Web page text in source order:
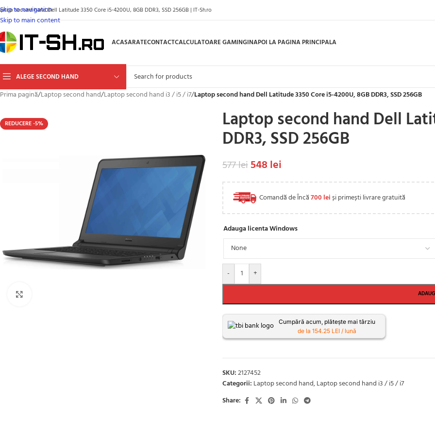
Skip to navigation
Skip to main content
second hand Dell Latitude 3350 Core i5-4200U, 8GB DDR3, SSD 256GB | IT-Sh.ro
ACASARATECONTACTCALCULATOARE GAMINGINAPOI LA PAGINA PRINCIPALA
ALEGE SECOND HAND
Prima pagină/Laptop second hand/Laptop second hand i3 / i5 / i7/Laptop second hand Dell Latitude 3350 Core i5-4200U, 8GB DDR3, SSD 256GB
REDUCERE -5% Laptop second hand Dell
DDR3, SSD 256GB
577lei548 lei
Comandă de Încă700 leiși primești livrare gratuită
Adauga licenta Windows
- +
Cumpără acum, plătește mai târziu
de la 154.25 LEI / lună
SKU:2127452
Categorii: Laptop second hand,Laptop second hand i3 / i5 / i7
Share: